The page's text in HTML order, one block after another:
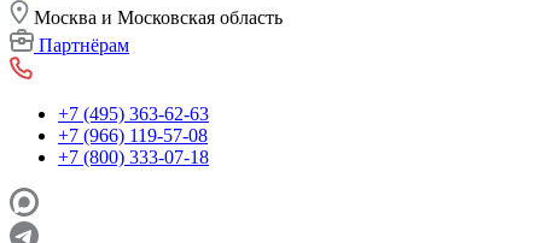
Москва и Московская область
Партнёрам
+7 (495) 363-62-63
+7 (966) 119-57-08
+7 (800) 333-07-18